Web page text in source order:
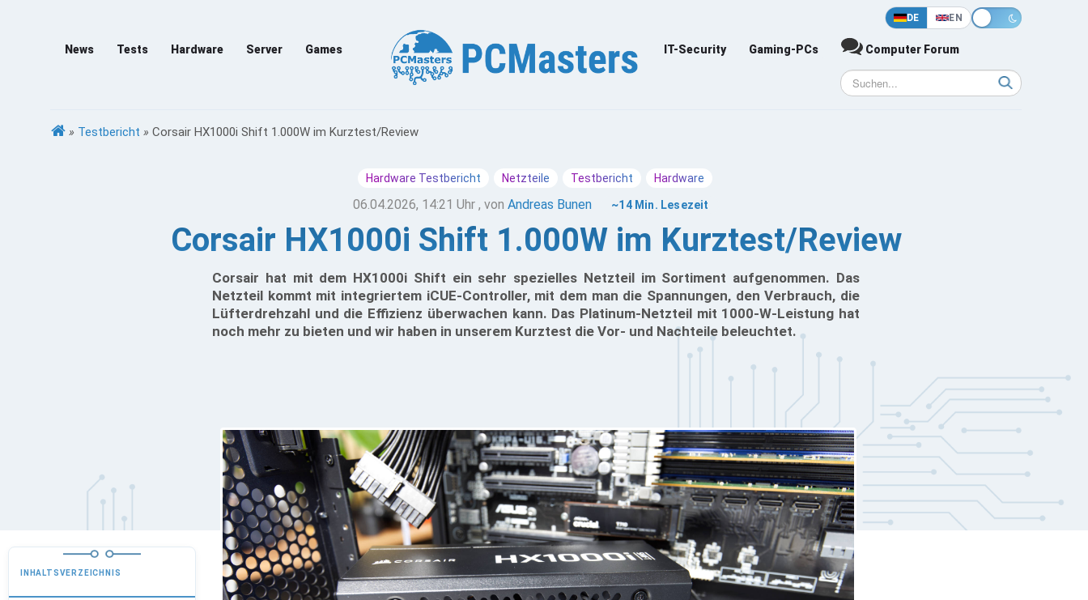
DE EN
News Tests Hardware Server Games IT-Security Gaming-PCs Computer Forum
» Testbericht » Corsair HX1000i Shift 1.000W im Kurztest/Review
Hardware Testbericht Netzteile Testbericht Hardware
06.04.2026, 14:21 Uhr , vonAndreas Bunen ~14 Min. Lesezeit
Corsair HX1000i Shift 1.000W im Kurztest/Review
Corsair hat mit dem HX1000i Shift ein sehr spezielles Netzteil im Sortiment aufgenommen. Das
Netzteil kommt mit integriertem iCUE-Controller, mit dem man die Spannungen, den Verbrauch, die
Lüfterdrehzahl und die Effizienz überwachen kann. Das Platinum-Netzteil mit 1000-W-Leistung hat
noch mehr zu bieten und wir haben in unserem Kurztest die Vor- und Nachteile beleuchtet.
INHALTSVERZEICHNIS